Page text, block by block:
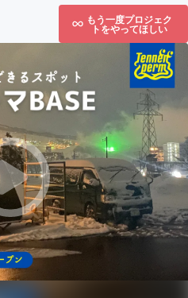
もう一度プロジェク
トをやってほしい